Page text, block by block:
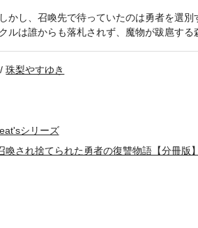
かし、召喚先で待っていたのは勇者を選
ルは誰からも落札されず、魔物が跋扈する
珠梨やすゆき
シリーズ
され捨てられた勇者の復讐物語【分冊版】